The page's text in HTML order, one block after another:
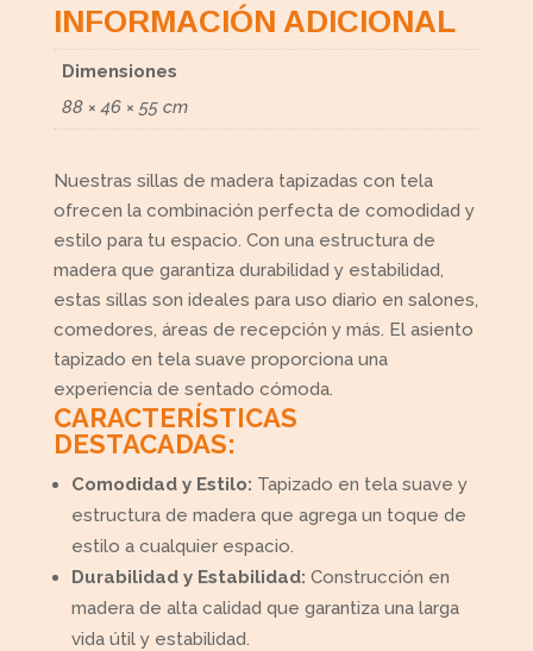
INFORMACIÓN ADICIONAL
Dimensiones
88 × 46 × 55 cm
Nuestras sillas de madera tapizadas con tela
ofrecen la combinación perfecta de comodidad y
estilo para tu espacio. Con una estructura de
madera que garantiza durabilidad y estabilidad,
estas sillas son ideales para uso diario en salones,
comedores, áreas de recepción y más. El asiento
tapizado en tela suave proporciona una
experiencia de sentado cómoda.
CARACTERÍSTICAS
DESTACADAS:
Comodidad y Estilo: Tapizado en tela suave y
estructura de madera que agrega un toque de
estilo a cualquier espacio.
Durabilidad y Estabilidad: Construcción en
madera de alta calidad que garantiza una larga
vida útil y estabilidad.